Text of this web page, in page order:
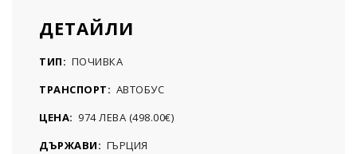
ДЕТАЙЛИ
ТИП: ПОЧИВКА
ТРАНСПОРТ: АВТОБУС
ЦЕНА: 974 ЛЕВА (498.00€)
ДЪРЖАВИ: ГЪРЦИЯ